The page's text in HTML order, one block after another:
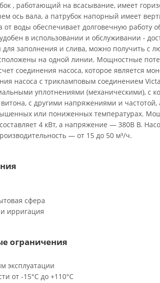
, работающий на всасывание, имеет
ось вала, а патрубок напорный имеет
воды обеспечивает долговечную работу
в использовании и обслуживании -
для заполнения и слива, можно получить с
на одной линии. Мощностные
соединения насоса, которое является
насоса с трикламповым соединением
уплотнениями (механическими), с
с другими напряжениями и частотой,
или пониженных температурах.
4 кВт, а напряжение — 380В В.
— от 15 до 50 м³/ч.
сфера
и ирригация
ограничения
эксплуатации
от -15°C до +110°C